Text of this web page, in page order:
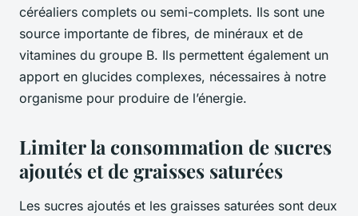
céréaliers complets ou semi-complets. Ils sont une
source importante de fibres, de minéraux et de
vitamines du groupe B. Ils permettent également un
apport en glucides complexes, nécessaires à notre
organisme pour produire de l’énergie.
Limiter la consommation de sucres
ajoutés et de graisses saturées
Les sucres ajoutés et les graisses saturées sont deux